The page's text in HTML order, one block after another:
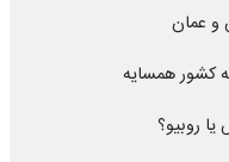
و عمان
کشور همسایه